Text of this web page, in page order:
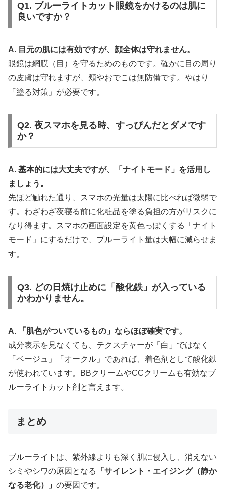
Q1. ブルーライトカット眼鏡をかけるのは肌に
良いですか？
A. 目元の肌には有効ですが、顔全体は守れません。
眼鏡は網膜（目）を守るためのものです。確かに目の周り
の皮膚は守れますが、頬やおでこは無防備です。やはり
「塗る対策」が必要です。
Q2. 夜スマホを見る時、すっぴんだとダメです
か？
A. 基本的には大丈夫ですが、「ナイトモード」を活用し
ましょう。
先ほど触れた通り、スマホの光量は太陽に比べれば微弱で
す。わざわざ夜寝る前に化粧品を塗る負担の方がリスクに
なり得ます。スマホの画面設定を黄色っぽくする「ナイト
モード」にするだけで、ブルーライト量は大幅に減らせま
す。
Q3. どの日焼け止めに「酸化鉄」が入っている
かわかりません。
A. 「肌色がついているもの」ならほぼ確実です。
成分表示を見なくても、テクスチャーが「白」ではなく
「ベージュ」「オークル」であれば、着色剤として酸化鉄
が使われています。BBクリームやCCクリームも有効なブ
ルーライトカット剤と言えます。
まとめ
ブルーライトは、紫外線よりも深く肌に侵入し、消えない
シミやシワの原因となる
「サイレント・エイジング（静か
なる老化）」 の要因です。